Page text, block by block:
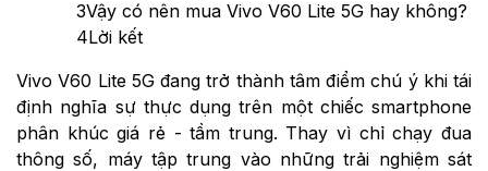
3Vậy có nên mua Vivo V60 Lite 5G hay không?
4Lời kết
Vivo V60 Lite 5G đang trở thành tâm điểm chú ý khi tái
định nghĩa sự thực dụng trên một chiếc smartphone
phân khúc giá rẻ - tầm trung. Thay vì chỉ chạy đua
thông số, máy tập trung vào những trải nghiệm sát